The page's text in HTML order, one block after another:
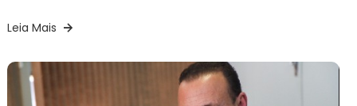
Leia Mais